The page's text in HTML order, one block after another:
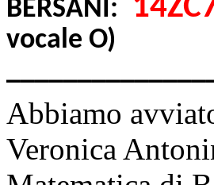
BERSANI:
vocale O)
Abbiamo
Veronica